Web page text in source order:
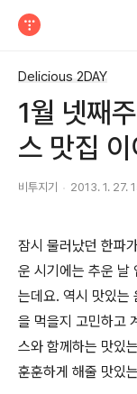
Delicious 2DAY
1월 넷째
스 맛집 이
비투지기 2013. 1. 27.
잠시 물러났던 한파
운 시기에는 추운 날
는데요. 역시 맛있는
을 먹을지 고민하고
스와 함께하는 맛있
훈훈하게 해줄 맛있